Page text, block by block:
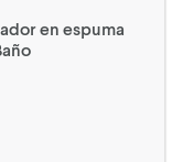
en espuma